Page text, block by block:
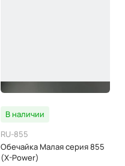
В наличии
RU-855
Обечайка Малая серия 855
(X-Power)